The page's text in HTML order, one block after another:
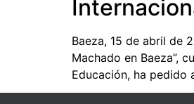
Baeza, 15 de abril de
Machado en Baeza”,
Educación, ha pedido